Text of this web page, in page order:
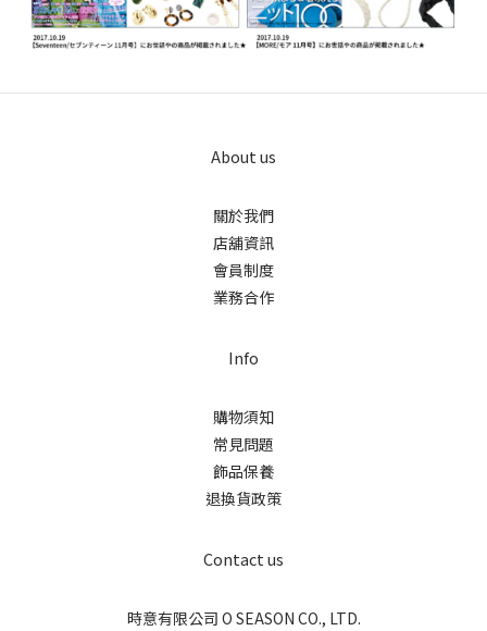
About us
關於我們
店舖資訊
會員制度
業務合作
Info
購物須知
常見問題
飾品保養
退換貨政策
Contact us
時意有限公司 O SEASON CO., LTD.